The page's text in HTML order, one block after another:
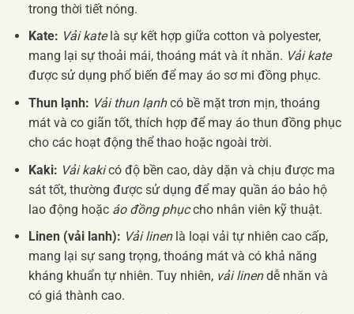
trong thời tiết nóng.
Kate: Vải katelà sự kết hợp giữa cotton và polyester,
mang lại sự thoải mái, thoáng mát và ít nhăn. Vải kate
được sử dụng phổ biến để may áo sơ mi đồng phục.
Thun lạnh: Vải thun lạnhcó bề mặt trơn mịn, thoáng
mát và co giãn tốt, thích hợp để may áo thun đồng phục
cho các hoạt động thể thao hoặc ngoài trời.
Kaki: Vải kakicó độ bền cao, dày dặn và chịu được ma
sát tốt, thường được sử dụng để may quần áo bảo hộ
lao động hoặc áo đồng phụccho nhân viên kỹ thuật.
Linen (vải lanh): Vải linenlà loại vải tự nhiên cao cấp,
mang lại sự sang trọng, thoáng mát và có khả năng
kháng khuẩn tự nhiên. Tuy nhiên, vải linendễ nhăn và
có giá thành cao.